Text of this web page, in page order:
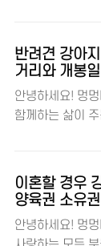
리 스타벅스 매
점'에 마련되었
께 갤럭시 S24
기능을 체험할
바견 입질 문제
목해주세요! 댕
멍멍마인드! 🐕
'레오', 가족을
륭'에서는 블랙
한 행동은 가정
기의 안전까지
강형욱 훈련사의
사는 레오의 문
반려견 강아
거리와 개봉
안녕하세요! 멍
함께하는 삶이
이 영화는 드라
을 맡았습니다.
이상 관람가 등
에서는 '도그 데
이혼할 경우
양육권 소유
안녕하세요! 멍